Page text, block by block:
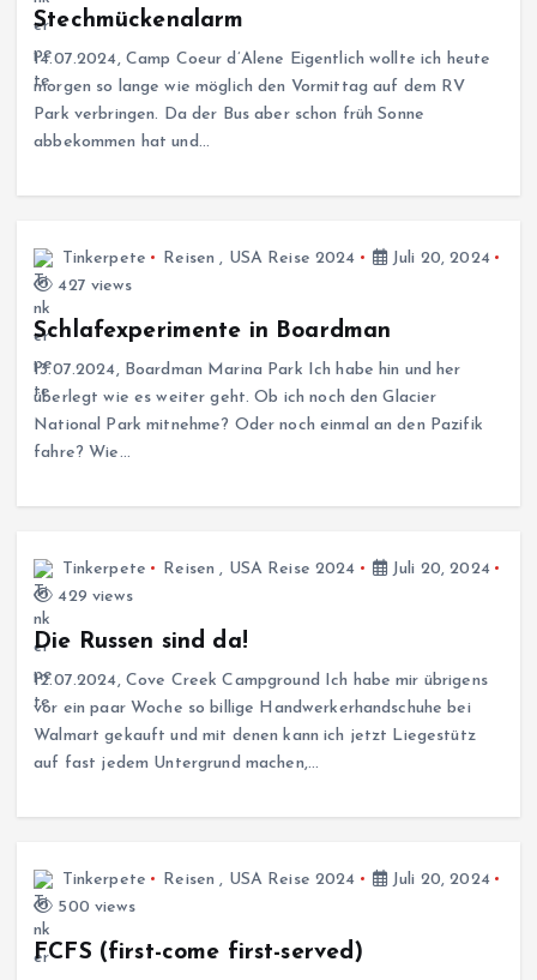
Stechmückenalarm
14.07.2024, Camp Coeur d’Alene Eigentlich wollte ich heute
morgen so lange wie möglich den Vormittag auf dem RV
Park verbringen. Da der Bus aber schon früh Sonne
abbekommen hat und…
Tinkerpete Reisen , USA Reise 2024
Juli 20, 2024
427 views
Schlafexperimente in Boardman
13.07.2024, Boardman Marina Park Ich habe hin und her
überlegt wie es weiter geht. Ob ich noch den Glacier
National Park mitnehme? Oder noch einmal an den Pazifik
fahre? Wie…
Tinkerpete Reisen , USA Reise 2024
Juli 20, 2024
429 views
Die Russen sind da!
12.07.2024, Cove Creek Campground Ich habe mir übrigens
vor ein paar Woche so billige Handwerkerhandschuhe bei
Walmart gekauft und mit denen kann ich jetzt Liegestütz
auf fast jedem Untergrund machen,…
Tinkerpete Reisen , USA Reise 2024
Juli 20, 2024
500 views
FCFS (first-come first-served)